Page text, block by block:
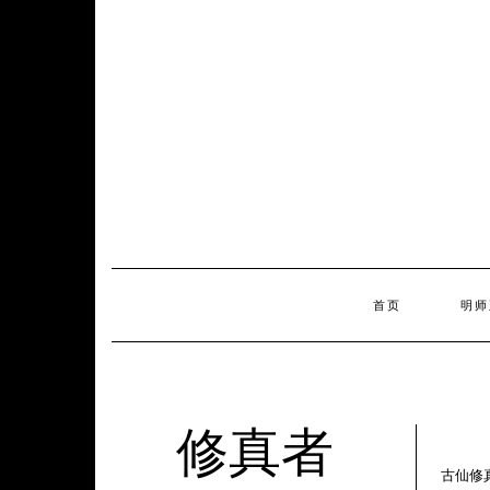
首页 明
修真者 古仙修